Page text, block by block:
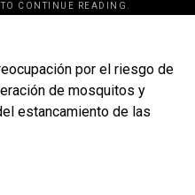
CONTINUE READING.
por el riesgo de
de mosquitos y
estancamiento de las